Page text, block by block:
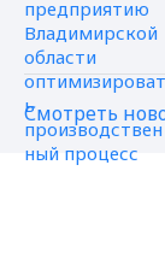
Смотреть